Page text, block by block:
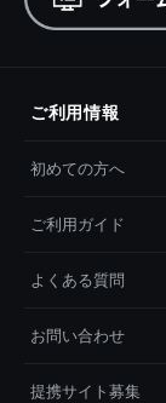
ご利用情報
初めての方へ
ご利用ガイド
よくある質問
お問い合わせ
提携サイト募集